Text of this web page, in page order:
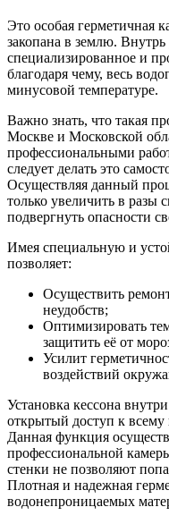
Это особая герметичная
закопана в землю.
специализированное и
благодаря чему, весь
минусовой температуре.
Важно знать, что такая
Москве и Московской
профессиональными
следует делать это
Осуществляя данный
только увеличить в разы
подвергнуть опасности
Имея специальную и
позволяет:
Осуществить
неудобств;
Оптимизировать
защитить её от
Усилит
воздействий
Установка кессона
открытый доступ к всему
Данная функция
профессиональной
стенки не позволяют
Плотная и надежная
водонепроницаемых